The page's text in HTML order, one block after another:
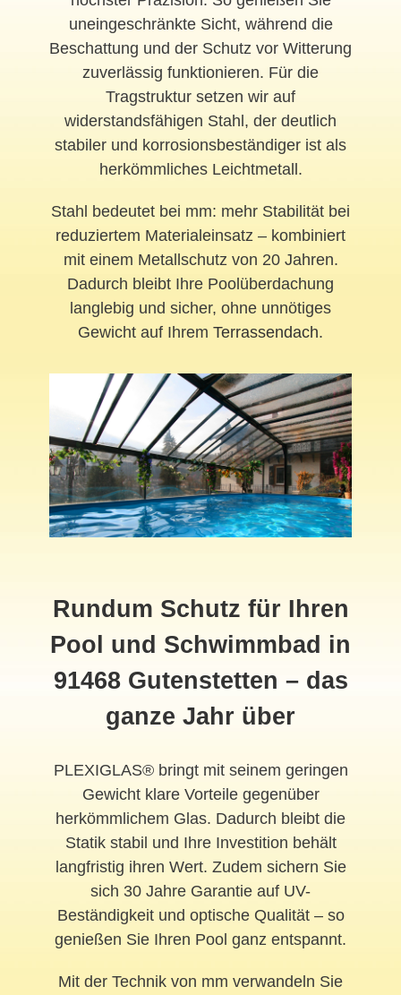
uneingeschränkte Sicht, während die
Beschattung und der Schutz vor Witterung
zuverlässig funktionieren. Für die
Tragstruktur setzen wir auf
widerstandsfähigen Stahl, der deutlich
stabiler und korrosionsbeständiger ist als
herkömmliches Leichtmetall.
Stahl bedeutet bei mm: mehr Stabilität bei
reduziertem Materialeinsatz – kombiniert
mit einem Metallschutz von 20 Jahren.
Dadurch bleibt Ihre Poolüberdachung
langlebig und sicher, ohne unnötiges
Gewicht auf Ihrem Terrassendach.
Rundum Schutz für Ihren
Pool und Schwimmbad in
91468 Gutenstetten – das
ganze Jahr über
PLEXIGLAS® bringt mit seinem geringen
Gewicht klare Vorteile gegenüber
herkömmlichem Glas. Dadurch bleibt die
Statik stabil und Ihre Investition behält
langfristig ihren Wert. Zudem sichern Sie
sich 30 Jahre Garantie auf UV-
Beständigkeit und optische Qualität – so
genießen Sie Ihren Pool ganz entspannt.
Mit der Technik von mm verwandeln Sie